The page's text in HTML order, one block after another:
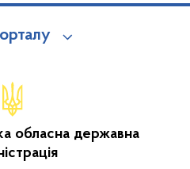
обласна державна